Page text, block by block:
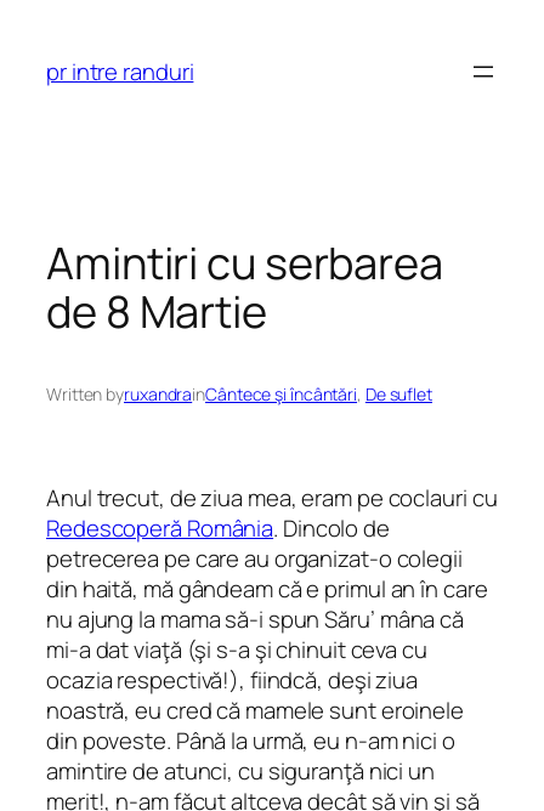
content
pr intre randuri
Amintiri cu serbarea
de 8 Martie
Written byruxandrainCântece şi încântări, De suflet
Anul trecut, de ziua mea, eram pe coclauri cu
Redescoperă România. Dincolo de
petrecerea pe care au organizat-o colegii
din haită, mă gândeam că e primul an în care
nu ajung la mama să-i spunSăru’ mânacă
mi-a dat viaţă (şi s-a şi chinuit ceva cu
ocazia respectivă!), fiindcă, deşi ziua
noastră, eu cred că mamele sunt eroinele
din poveste. Până la urmă, eu n-am nici o
amintire de atunci, cu siguranţă nici un
merit!, n-am făcut altceva decât să vin şi să